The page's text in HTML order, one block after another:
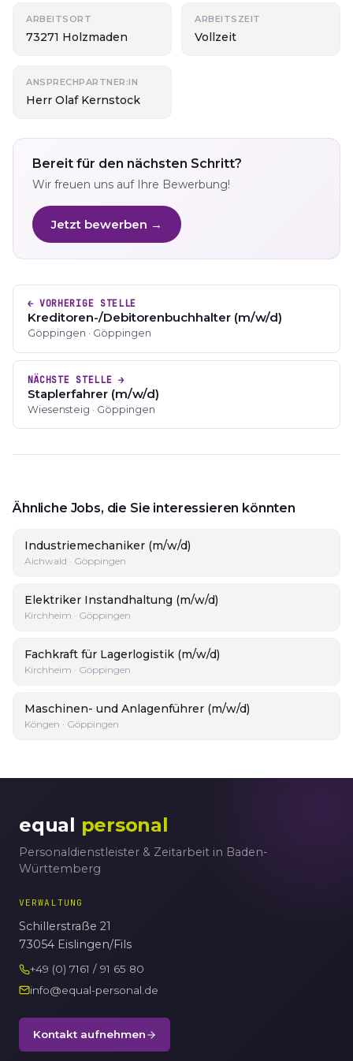
ARBEITSORT
73271 Holzmaden
ARBEITSZEIT
Vollzeit
ANSPRECHPARTNER:IN
Herr Olaf Kernstock
Bereit für den nächsten Schritt?
Wir freuen uns auf Ihre Bewerbung!
Jetzt bewerben →
← VORHERIGE STELLE
Kreditoren-/Debitorenbuchhalter (m/w/d)
Göppingen · Göppingen
NÄCHSTE STELLE →
Staplerfahrer (m/w/d)
Wiesensteig · Göppingen
Ähnliche Jobs, die Sie interessieren könnten
Industriemechaniker (m/w/d)
Aichwald · Göppingen
Elektriker Instandhaltung (m/w/d)
Kirchheim · Göppingen
Fachkraft für Lagerlogistik (m/w/d)
Kirchheim · Göppingen
Maschinen- und Anlagenführer (m/w/d)
Köngen · Göppingen
equal personal
Personaldienstleister & Zeitarbeit in Baden-
Württemberg
VERWALTUNG
Schillerstraße 21
73054 Eislingen/Fils
+49 (0) 7161 / 91 65 80
info@equal-personal.de
Kontakt aufnehmen